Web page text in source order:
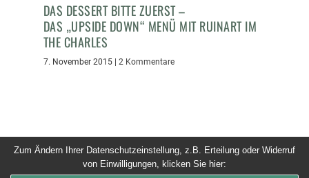
DAS DESSERT BITTE ZUERST –
DAS „UPSIDE DOWN“ MENÜ MIT RUINART IM
THE CHARLES
7. November 2015| 2 Kommentare
© 2026 Dinner um Acht. Alle Rechte vorbehalten
Zum Ändern Ihrer Datenschutzeinstellung, z.B. Erteilung oder Widerruf
von Einwilligungen, klicken Sie hier: